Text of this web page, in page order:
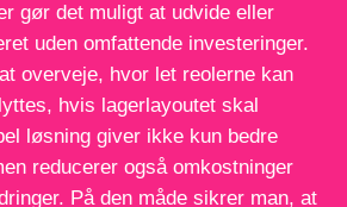
gør det muligt at udvide eller
uden omfattende investeringer.
overveje, hvor let reolerne kan
hvis lagerlayoutet skal
løsning giver ikke kun bedre
reducerer også omkostninger
På den måde sikrer man, at